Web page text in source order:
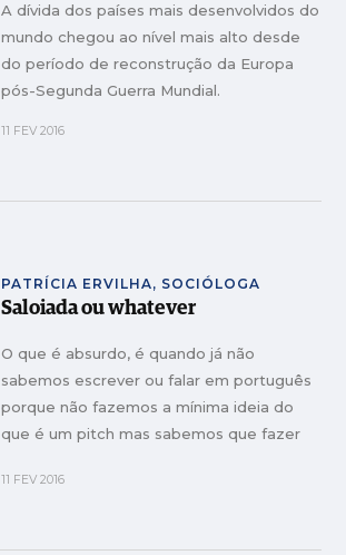
A dívida dos países mais desenvolvidos do
mundo chegou ao nível mais alto desde
do período de reconstrução da Europa
pós-Segunda Guerra Mundial.
11 FEV 2016
PATRÍCIA ERVILHA, SOCIÓLOGA
Saloiada ou whatever
O que é absurdo, é quando já não
sabemos escrever ou falar em português
porque não fazemos a mínima ideia do
que é um pitch mas sabemos que fazer
11 FEV 2016